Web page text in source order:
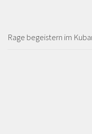
Rage begeistern im